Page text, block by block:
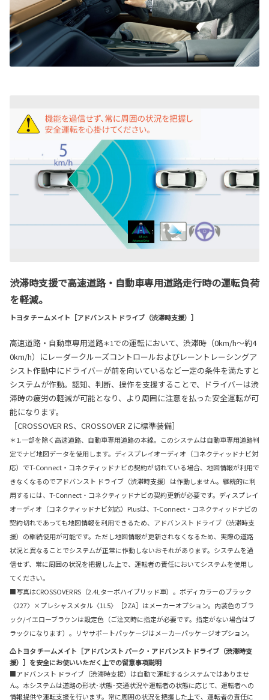
渋滞時支援で高速道路・自動車専用道路走行時の運転負荷
を軽減。
トヨタ チームメイト［アドバンスト ドライブ（渋滞時支援）］
高速道路・自動車専用道路＊1での運転において、渋滞時（0km/h～約4
0km/h）にレーダークルーズコントロールおよびレーントレーシングア
シスト作動中にドライバーが前を向いているなど一定の条件を満たすと
システムが作動。認知、判断、操作を支援することで、ドライバーは渋
滞時の疲労の軽減が可能となり、より周囲に注意を払った安全運転が可
能になります。
［CROSSOVER RS、CROSSOVER Zに標準装備］
＊1.一部を除く高速道路、自動車専用道路の本線。このシステムは自動車専用道路判
定でナビ地図データを使用します。ディスプレイオーディオ（コネクティッドナビ対
応）でT-Connect・コネクティッドナビの契約が切れている場合、地図情報が利用で
きなくなるのでアドバンスト ドライブ（渋滞時支援）は作動しません。継続的に利
用するには、T-Connect・コネクティッドナビの契約更新が必要です。ディスプレイ
オーディオ（コネクティッドナビ対応）Plusは、T-Connect・コネクティッドナビの
契約切れであっても地図情報を利用できるため、アドバンスト ドライブ（渋滞時支
援）の継続使用が可能です。ただし地図情報が更新されなくなるため、実際の道路
状況と異なることでシステムが正常に作動しないおそれがあります。システムを過
信せず、常に周囲の状況を把握した上で、運転者の責任においてシステムを使用し
てください。
■写真はCROSSOVER RS（2.4Lターボハイブリッド車）。ボディカラーのブラック
〈227〉×プレシャスメタル〈1L5〉［2ZA］はメーカーオプション。内装色のブラ
ック/イエローブラウンは設定色（ご注文時に指定が必要です。指定がない場合はブ
ラックになります）。リヤサポートパッケージはメーカーパッケージオプション。
⚠トヨタ チームメイト［アドバンスト パーク・アドバンスト ドライブ（渋滞時支
援）］を安全にお使いいただく上での留意事項説明
■アドバンスト ドライブ（渋滞時支援）は自動で運転するシステムではありませ
ん。本システムは道路の形状･状態･交通状況や運転者の状態に応じて、運転者への
情報提供や運転支援を行います。常に周囲の状況を把握した上で、運転者の責任に